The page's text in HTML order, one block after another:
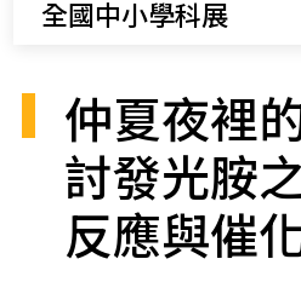
全國中小學科展
仲夏夜裡
討發光胺
反應與催